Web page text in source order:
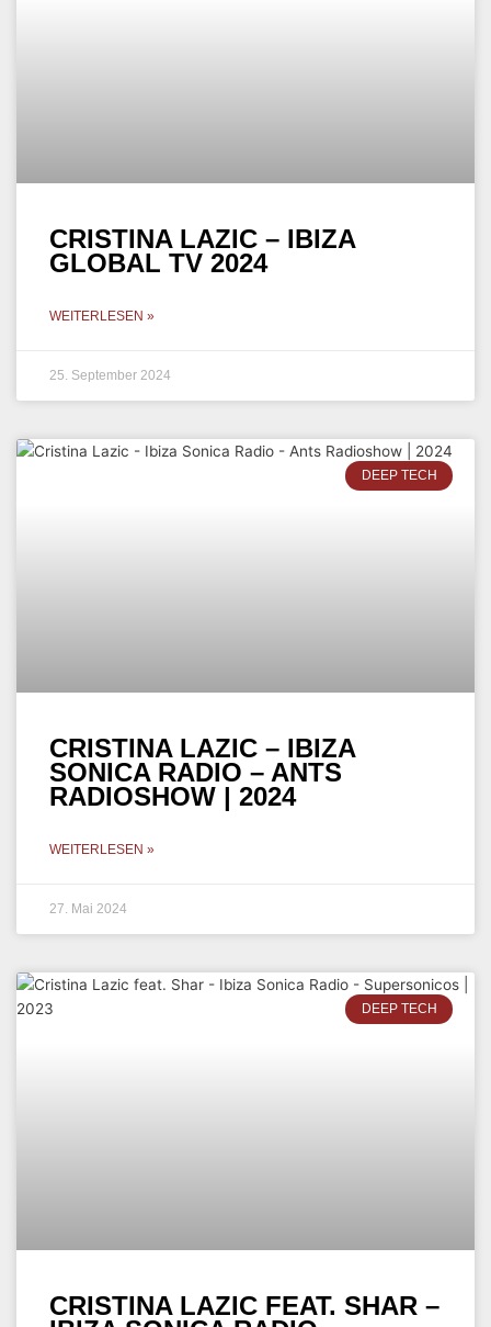
CRISTINA LAZIC – IBIZA
GLOBAL TV 2024
WEITERLESEN »
25. September 2024
DEEP TECH
CRISTINA LAZIC – IBIZA
SONICA RADIO – ANTS
RADIOSHOW | 2024
WEITERLESEN »
27. Mai 2024
DEEP TECH
CRISTINA LAZIC FEAT. SHAR –